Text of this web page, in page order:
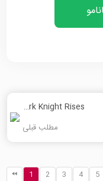
The Dark Knight Rises
مطلب قبلی
1 2 3 4 5